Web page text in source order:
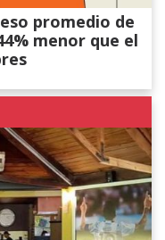
promedio de
menor que el